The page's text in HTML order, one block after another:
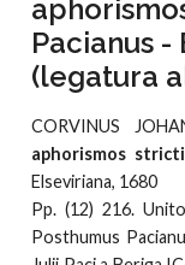
Pacianus
(legatura
CORVINUS
aphorismos
Elseviriana, 1680
Pp. (12) 216.
Posthumus